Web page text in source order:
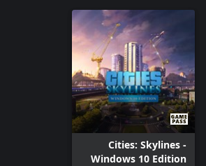
Cities: Skylines -
Windows 10 Edition